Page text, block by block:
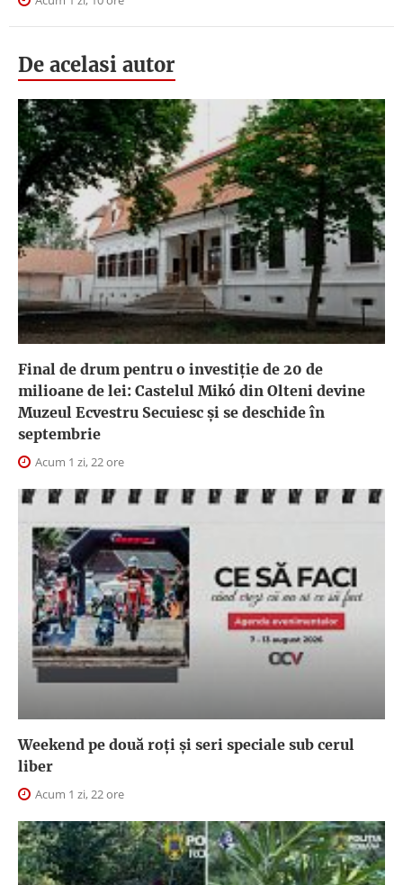
De acelasi autor
Final de drum pentru o investiție de 20 de
milioane de lei: Castelul Mikó din Olteni devine
Muzeul Ecvestru Secuiesc și se deschide în
septembrie
Acum 1 zi, 22 ore
Weekend pe două roți și seri speciale sub cerul
liber
Acum 1 zi, 22 ore